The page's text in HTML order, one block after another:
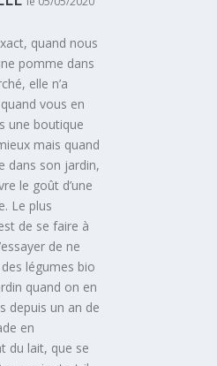
quand nous
pomme dans
elle n’a
vous en
une boutique
mais quand
dans son jardin,
le goût d’une
Le plus
de se faire à
de ne
légumes bio
quand on en
depuis un an de
en
du lait, que se